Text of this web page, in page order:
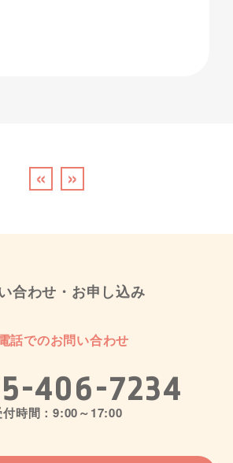
« »
合わせ・お申し込み
話でのお問い合わせ
406-7234
付時間：9:00～17:00